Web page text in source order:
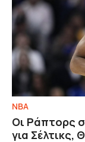
NBA
Οι Ράπτορς
για Σέλτικς,